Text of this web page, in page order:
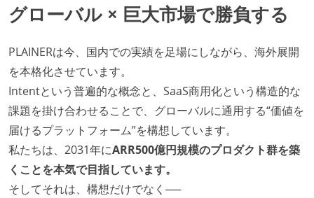
グローバル × 巨大市場で勝負する
PLAINERは今、国内での実績を足場にしながら、海外展開
を本格化させています。
Intentという普遍的な概念と、SaaS商用化という構造的な
課題を掛け合わせることで、グローバルに通用する“価値を
届けるプラットフォーム”を構想しています。
私たちは、2031年にARR500億円規模のプロダクト群を築
くことを本気で目指しています。
そしてそれは、構想だけでなく──